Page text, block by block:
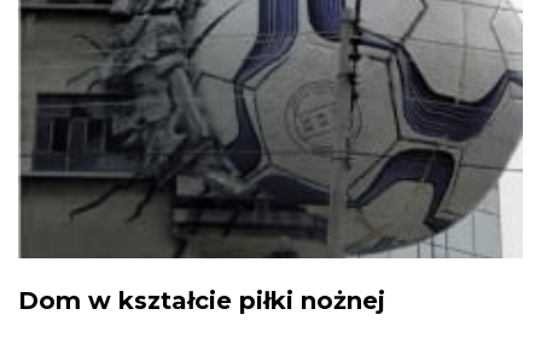
Dom w kształcie piłki nożnej